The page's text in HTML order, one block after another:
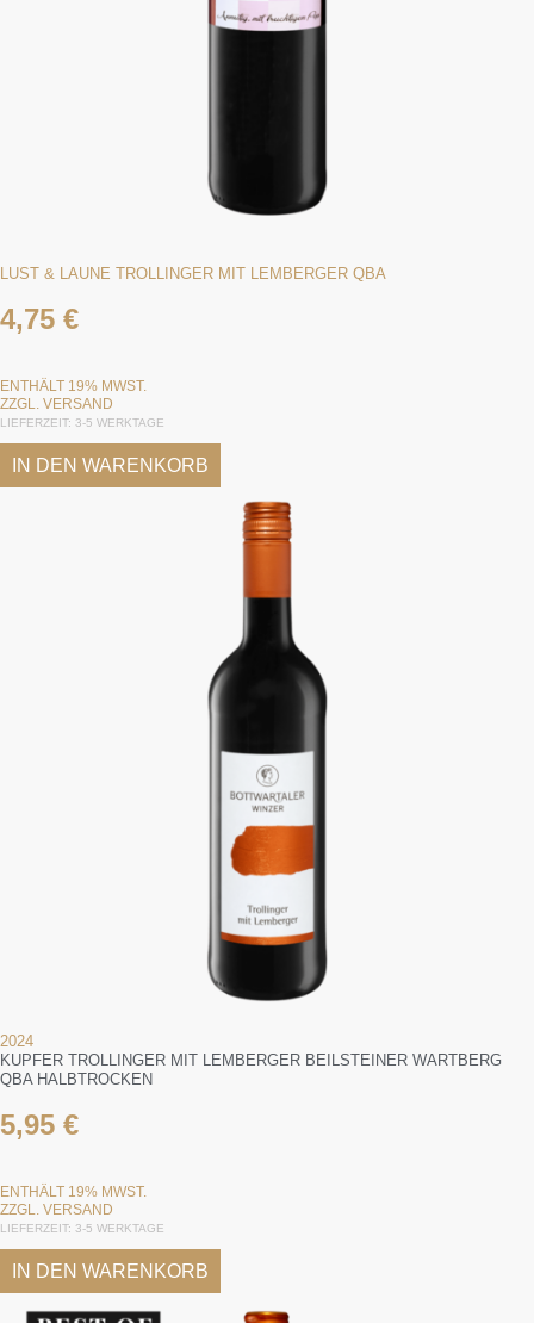
LUST & LAUNE TROLLINGER MIT LEMBERGER QBA
4,75 €
ENTHÄLT 19% MWST.
ZZGL. VERSAND
LIEFERZEIT: 3-5 WERKTAGE
IN DEN WARENKORB
2024
KUPFER TROLLINGER MIT LEMBERGER BEILSTEINER WARTBERG
QBA HALBTROCKEN
5,95 €
ENTHÄLT 19% MWST.
ZZGL. VERSAND
LIEFERZEIT: 3-5 WERKTAGE
IN DEN WARENKORB